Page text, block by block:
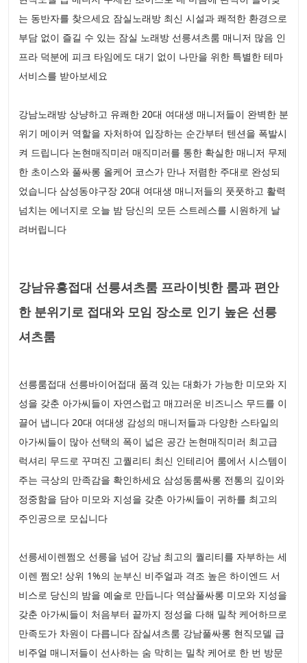
는 동반자를 찾으세요 잠실노래방 최신 시설과 쾌적한 환경으로
부담 없이 즐길 수 있는 잠실 노래방 선릉셔츠룸 매니저 많음 인
프라 덕분에 피크 타임에도 대기 없이 나만을 위한 특별한 테마
서비스를 받아보세요
강남노래방 상냥하고 유쾌한 20대 여대생 매니저들이 완벽한 분
위기 메이커 역할을 자처하여 입장하는 순간부터 텐션을 폭발시
켜 드립니다 논현매직미러 매직미러를 통한 확실한 매니저 무제
한 초이스와 풀싸롱 올케어 코스가 만나 저렴한 주대로 완성되
었습니다 삼성동야구장 20대 여대생 매니저들의 풋풋하고 활력
넘치는 에너지로 오늘 밤 당신의 모든 스트레스를 시원하게 날
려버립니다
강남유흥접대 선릉셔츠룸 프라이빗한 룸과 편안
한 분위기로 접대와 모임 장소로 인기 높은 선릉
셔츠룸
선릉룸접대 선릉바이어접대 품격 있는 대화가 가능한 미모와 지
성을 갖춘 아가씨들이 자연스럽고 매끄러운 비즈니스 무드를 이
끌어 냅니다 20대 여대생 감성의 매니저들과 다양한 스타일의
아가씨들이 많아 선택의 폭이 넓은 공간 논현매직미러 최고급
럭셔리 무드로 꾸며진 고퀄리티 최신 인테리어 룸에서 시스템이
주는 극상의 만족감을 확인하세요 삼성동룸싸롱 전통의 깊이와
정중함을 담아 미모와 지성을 갖춘 아가씨들이 귀하를 최고의
주인공으로 모십니다
선릉세이렌쩜오 선릉을 넘어 강남 최고의 퀄리티를 자부하는 세
이렌 쩜오! 상위 1%의 눈부신 비주얼과 격조 높은 하이엔드 서
비스로 당신의 밤을 예술로 만듭니다 역삼풀싸롱 미모와 지성을
갖춘 아가씨들이 처음부터 끝까지 정성을 다해 밀착 케어하므로
만족도가 차원이 다릅니다 잠실셔츠룸 강남풀싸롱 현직모델 급
비주얼 매니저들이 선사하는 숨 막히는 밀착 케어로 한 번 방문